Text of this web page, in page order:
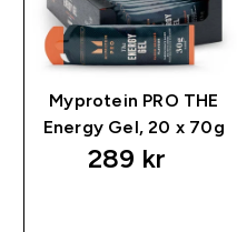
Myprotein PRO THE
Energy Gel, 20 x 70g
289 kr‎